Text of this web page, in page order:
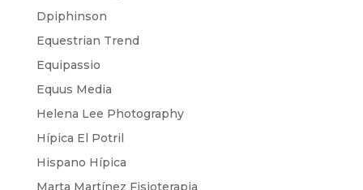
Dpiphinson
Equestrian Trend
Equipassio
Equus Media
Helena Lee Photography
Hípica El Potril
Hispano Hípica
Marta Martínez Fisioterapia